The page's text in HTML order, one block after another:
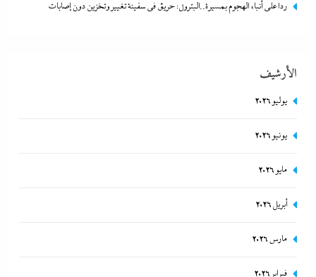
2 نوفمبر، 2024
ردا على أنباء الهجوم بمسيرة..البترول: حريق في سفينة تغيير وتخزين دون إصابات
الأرشيف
يوليو 2026
يونيو 2026
مايو 2026
أبريل 2026
مارس 2026
فبراير 2026